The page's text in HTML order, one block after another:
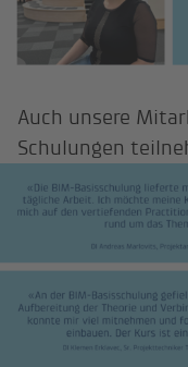
Auch unsere
Schulungen